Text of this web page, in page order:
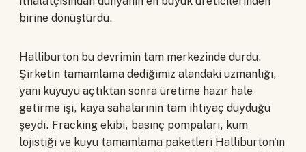
birine dönüştürdü.
Halliburton bu devrimin tam merkezinde durdu.
Şirketin tamamlama dediğimiz alandaki uzmanlığı,
yani kuyuyu açtıktan sonra üretime hazır hale
getirme işi, kaya sahalarının tam ihtiyaç duyduğu
şeydi. Fracking ekibi, basınç pompaları, kum
lojistiği ve kuyu tamamlama paketleri Halliburton'ın